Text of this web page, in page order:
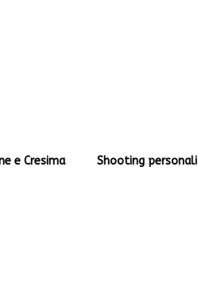
e Cresima Shooting personali